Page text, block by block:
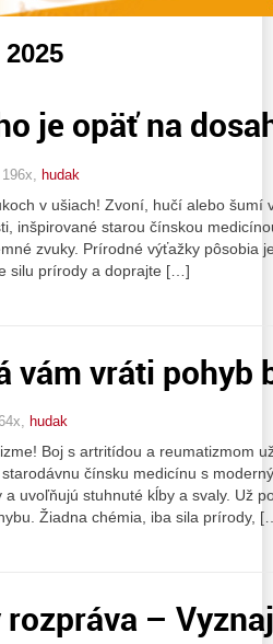
je opäť na
hudak
v ušiach! Zvoní, hučí alebo šumí
inšpirované starou čínskou
zvuky. Prírodné výťažky pôsobia
silu prírody a doprajte […]
vám vráti pohyb
hudak
Boj s artritídou a reumatizmom
čínsku medicínu s
a uvoľňujú stuhnuté kĺby a svaly. Už
Žiadna chémia, iba sila prírody,
–